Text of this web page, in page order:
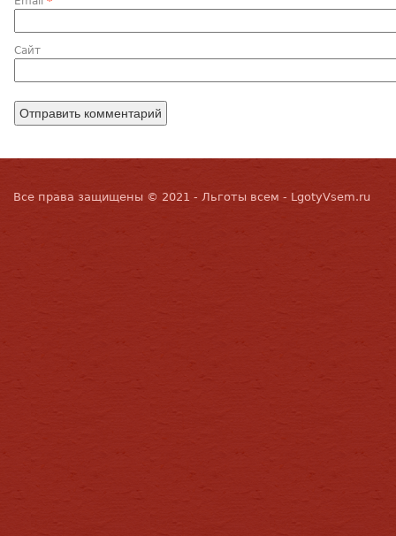
Сайт
Все права защищены © 2021 - Льготы всем - LgotyVsem.ru